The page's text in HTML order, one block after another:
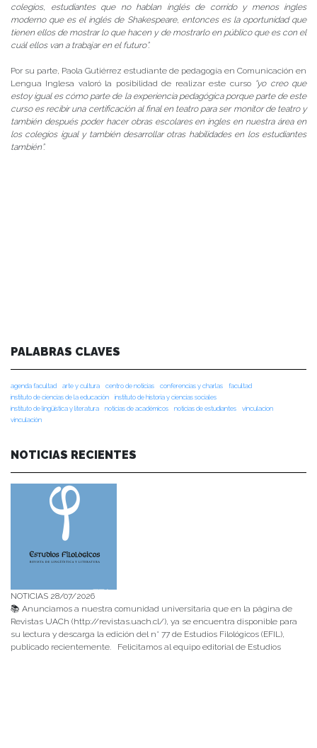
colegios, estudiantes que no hablan inglés de corrido y menos ingles
moderno que es el inglés de Shakespeare, entonces es la oportunidad que
tienen ellos de mostrar lo que hacen y de mostrarlo en público que es con el
cuál ellos van a trabajar en el futuro”.
Por su parte, Paola Gutiérrez estudiante de pedagogía en Comunicación en
Lengua Inglesa valoró la posibilidad de realizar este curso “yo creo que
estoy igual es cómo parte de la experiencia pedagógica porque parte de este
curso es recibir una certificación al final en teatro para ser monitor de teatro y
también después poder hacer obras escolares en ingles en nuestra área en
los colegios igual y también desarrollar otras habilidades en los estudiantes
también”.
PALABRAS CLAVES
agenda facultad arte y cultura centro de noticias conferencias y charlas
facultad
instituto de ciencias de la educación
instituto de historia y ciencias sociales
instituto de lingüística y literatura
noticias de académicos noticias de estudiantes
vinculacion
vinculación
NOTICIAS RECIENTES
NOTICIAS 28/07/2026
📚 Anunciamos a nuestra comunidad universitaria que en la página de
Revistas UACh (http://revistas.uach.cl/), ya se encuentra disponible para
su lectura y descarga la edición del n° 77 de Estudios Filológicos (EFIL),
publicado recientemente. Felicitamos al equipo editorial de Estudios